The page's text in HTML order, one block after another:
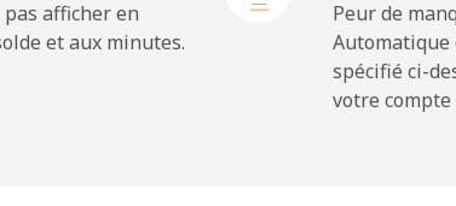
142 min pour ⁦$5⁩
50 min pour ⁦$5⁩
afficher en
et aux minutes.
Peur de
Automatique
spécifié ci-
votre